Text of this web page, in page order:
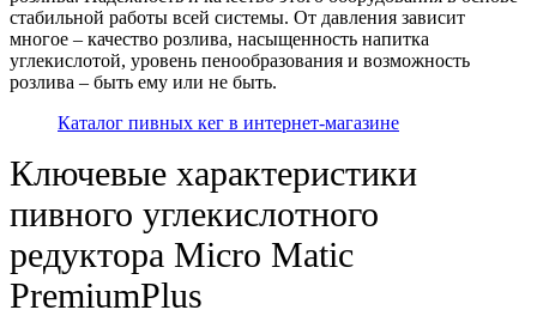
стабильной работы всей системы. От давления зависит
многое – качество розлива, насыщенность напитка
углекислотой, уровень пенообразования и возможность
розлива – быть ему или не быть.
Каталог пивных кег в интернет-магазине
Ключевые характеристики
пивного углекислотного
редуктора Micro Matic
PremiumPlus